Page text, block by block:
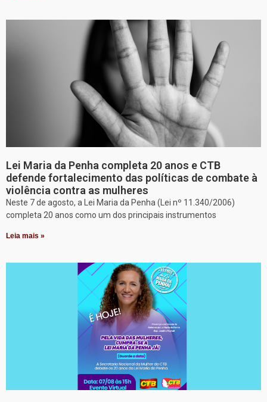
Lei Maria da Penha completa 20 anos e CTB
defende fortalecimento das políticas de combate à
violência contra as mulheres
Neste 7 de agosto, a Lei Maria da Penha (Lei nº 11.340/2006)
completa 20 anos como um dos principais instrumentos
Leia mais »